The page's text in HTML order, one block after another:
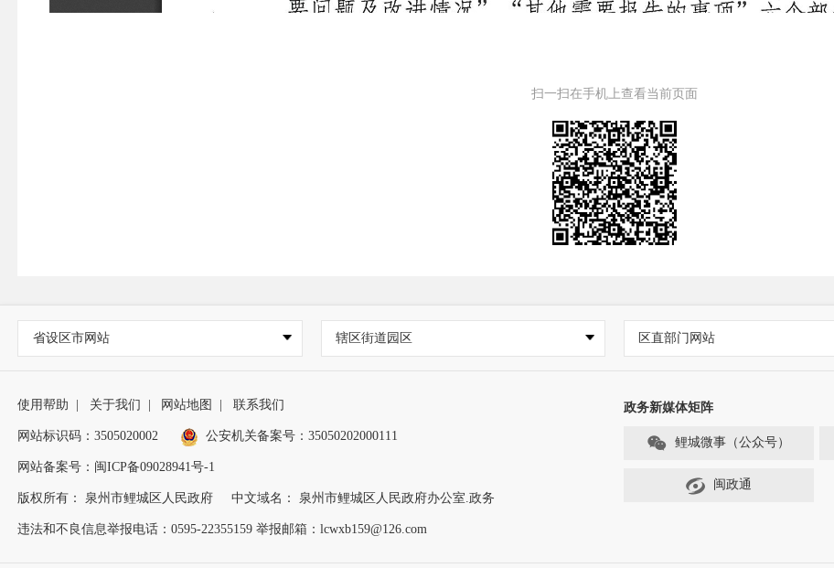
扫一扫在手机上查看当前页面
省设区市网站 辖区街道园区 区直部门网站
使用帮助 关于我们 网站地图 联系我们
网站标识码：3505020002 公安机关备案号：35050202000111
网站备案号：闽ICP备09028941号-1
版权所有： 泉州市鲤城区人民政府 中文域名： 泉州市鲤城区人民政府办公室.政务
违法和不良信息举报电话：0595-22355159 举报邮箱：lcwxb159@126.com
政务新媒体矩阵
鲤城微事（公众号）
闽政通